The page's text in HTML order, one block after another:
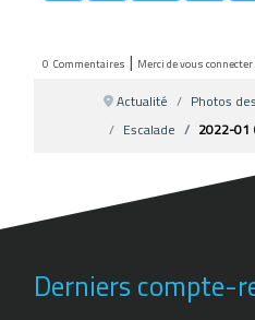
0 Commentaires | Merci de vous
Actualité
Photos
Escalade
2022-01
Derniers compte-